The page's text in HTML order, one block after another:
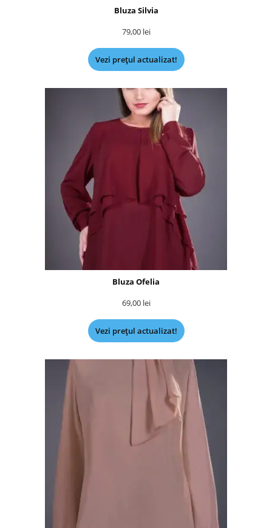
Bluza Silvia
79,00 lei
Vezi prețul actualizat!
Bluza Ofelia
69,00 lei
Vezi prețul actualizat!